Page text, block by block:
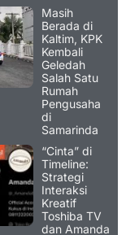
Masih
Berada di
Kaltim, KPK
Kembali
Geledah
Salah Satu
Rumah
Pengusaha
di
Samarinda
“Cinta” di
Timeline:
Strategi
Interaksi
Kreatif
Toshiba TV
dan Amanda